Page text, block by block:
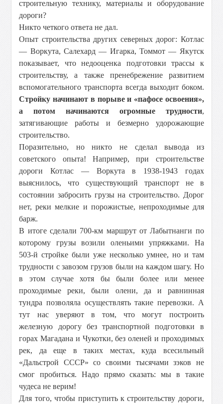
строительную технику, материалы и оборудование
дороги?
Никто четкого ответа не дал.
Опыт строительства других северных дорог: Котлас
— Воркута, Салехард — Игарка, Томмот — Якутск
показывает, что недооценка подготовки трассы к
строительству, а также пренебрежение развитием
вспомогательного транспорта всегда выходит боком.
Стройку начинают в порыве и «пафосе освоения»,
а потом начинаются огромные трудности,
затягивающие работы и безмерно удорожающие
строительство.
Поразительно, но никто не сделал вывода из
советского опыта! Например, при строительстве
дороги Котлас — Воркута в 1938-1943 годах
выяснилось, что существующий транспорт не в
состоянии забросить грузы на строительство. Дорог
нет, реки мелкие и порожистые, непроходимые для
барж.
В итоге сделали 700-км маршрут от Лабытнанги по
которому грузы возили оленьими упряжками. На
503-й стройке были уже несколько умнее, но и там
трудности с завозом грузов были на каждом шагу. Но
в этом случае хотя бы были более или менее
проходимые реки, были олени, да и равнинная
тундра позволяла осуществлять такие перевозки. А
тут нас уверяют в том, что могут построить
железную дорогу без транспортной подготовки в
горах Магадана и Чукотки, без оленей и проходимых
рек, да еще в таких местах, куда всесильный
«Дальстрой СССР» со своими тысячами зэков не
смог пробиться. Надо прямо сказать: мы в такие
чудеса не верим!
Для того, чтобы приступить к строительству дороги,